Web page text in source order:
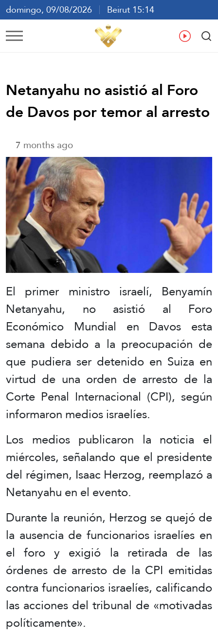
domingo, 09/08/2026
Beirut 15:14
ع En
Netanyahu no asistió al Foro
de Davos por temor al arresto
7 months ago
El primer ministro israelí, Benyamín
Netanyahu, no asistió al Foro
Económico Mundial en Davos esta
semana debido a la preocupación de
que pudiera ser detenido en Suiza en
virtud de una orden de arresto de la
Corte Penal Internacional (CPI), según
informaron medios israelíes.
Los medios publicaron la noticia el
miércoles, señalando que el presidente
del régimen, Isaac Herzog, reemplazó a
Netanyahu en el evento.
Durante la reunión, Herzog se quejó de
la ausencia de funcionarios israelíes en
el foro y exigió la retirada de las
órdenes de arresto de la CPI emitidas
contra funcionarios israelíes, calificando
las acciones del tribunal de «motivadas
políticamente».